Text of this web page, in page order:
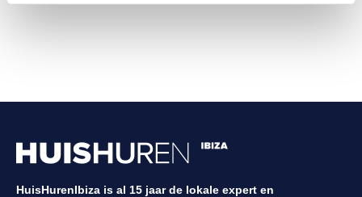
HuisHurenIbiza is al 15 jaar de lokale expert en